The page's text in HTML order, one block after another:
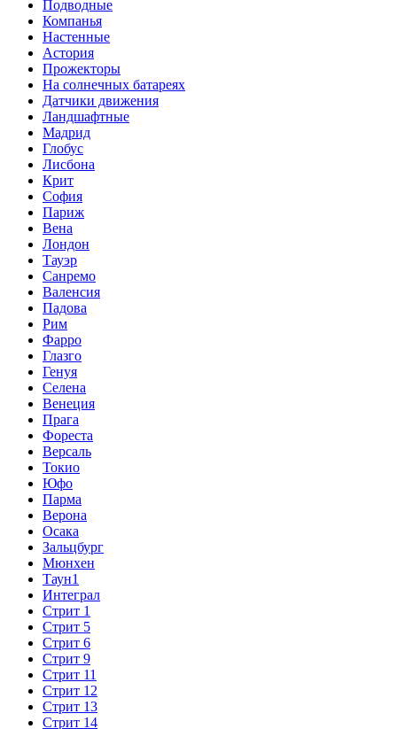
Подводные
Компанья
Настенные
Астория
Прожекторы
На солнечных батареях
Датчики движения
Ландшафтные
Мадрид
Глобус
Лисбона
Крит
София
Париж
Вена
Лондон
Тауэр
Санремо
Валенсия
Падова
Рим
Фарро
Глазго
Генуя
Селена
Венеция
Прага
Фореста
Версаль
Токио
Юфо
Парма
Верона
Осака
Зальцбург
Мюнхен
Таун1
Интеграл
Стрит 1
Стрит 5
Стрит 6
Стрит 9
Стрит 11
Стрит 12
Стрит 13
Стрит 14